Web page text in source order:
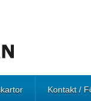
Kontakt /